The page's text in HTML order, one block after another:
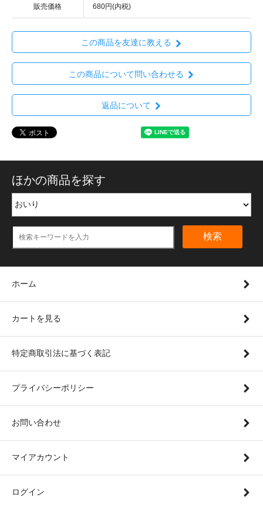
販売価格 680円(内税)
この商品を友達に教える
この商品について問い合わせる
返品について
ほかの商品を探す
検索
ホーム
カートを見る
特定商取引法に基づく表記
プライバシーポリシー
お問い合わせ
マイアカウント
ログイン